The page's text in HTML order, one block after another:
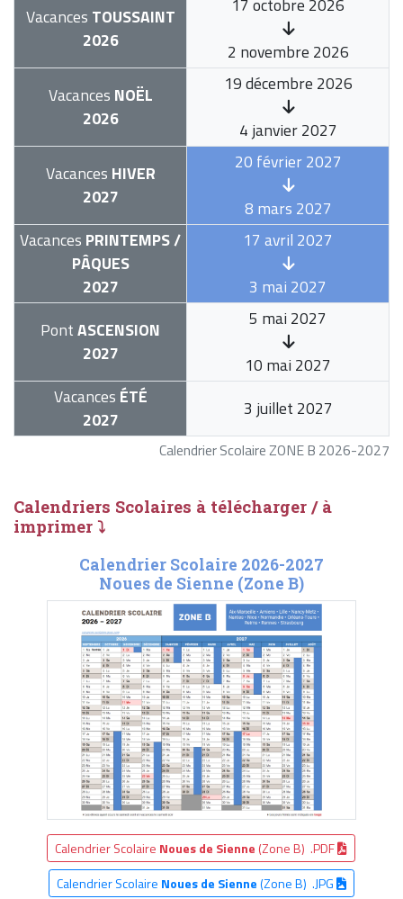
Calendrier Scolaire ZONE B 2026-2027
Vacances TOUSSAINT
2026
17 octobre 2026
2 novembre 2026
Vacances NOËL
2026
19 décembre 2026
4 janvier 2027
Vacances HIVER
2027
20 février 2027
8 mars 2027
Vacances PRINTEMPS /
PÂQUES
2027
17 avril 2027
3 mai 2027
PontASCENSION
2027
5 mai 2027
10 mai 2027
Vacances ÉTÉ
2027
3 juillet 2027
Calendriers Scolaires à télécharger / à
imprimer ⤵
Calendrier Scolaire 2026-2027
Noues de Sienne (Zone B)
Calendrier Scolaire Noues de Sienne (Zone B) .PDF
Calendrier Scolaire Noues de Sienne(Zone B) .JPG